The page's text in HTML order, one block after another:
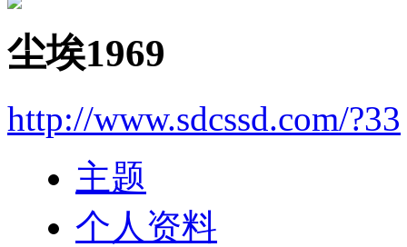
尘埃1969
http://www.sdcssd.com/?33
主题
个人资料